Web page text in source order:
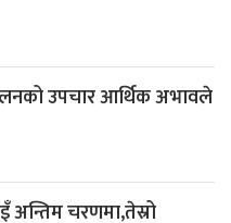
उपचार आर्थिक अभावले
अन्तिम चरणमा,तेस्रो